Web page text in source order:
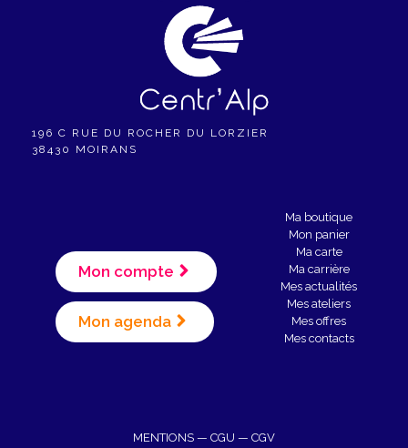
196 C RUE DU ROCHER DU LORZIER
38430 MOIRANS
Mon compte
Mon agenda
Ma boutique
Mon panier
Ma carte
Ma carrière
Mes actualités
Mes ateliers
Mes offres
Mes contacts
MENTIONS — CGU — CGV